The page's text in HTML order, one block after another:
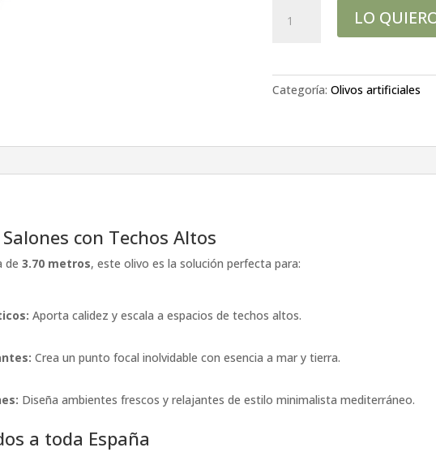
3.70
cantidad
LO
Categoría: Olivos artificiales
con Techos Altos
de3.70 metros, este olivo es la solución perfecta para:
Aporta calidez y escala a espacios de techos altos.
Crea un punto focal inolvidable con esencia a mar y tierra.
Diseña ambientes frescos y relajantes de estilo minimalista mediterráneo.
a toda España